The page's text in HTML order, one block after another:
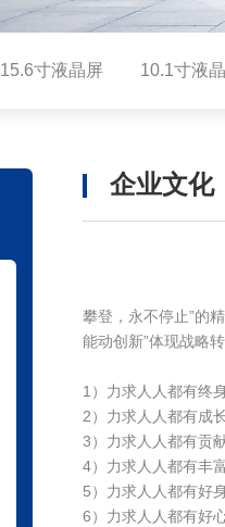
15.6寸液晶屏 10.1寸液
企业文化
攀登，永不停止”的
能动创新”体现战略
1）力求人人都有终
2）力求人人都有成
3）力求人人都有贡
4）力求人人都有丰
5）力求人人都有好
6）力求人人都有好